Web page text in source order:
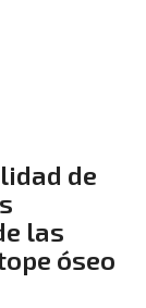
de
las
óseo